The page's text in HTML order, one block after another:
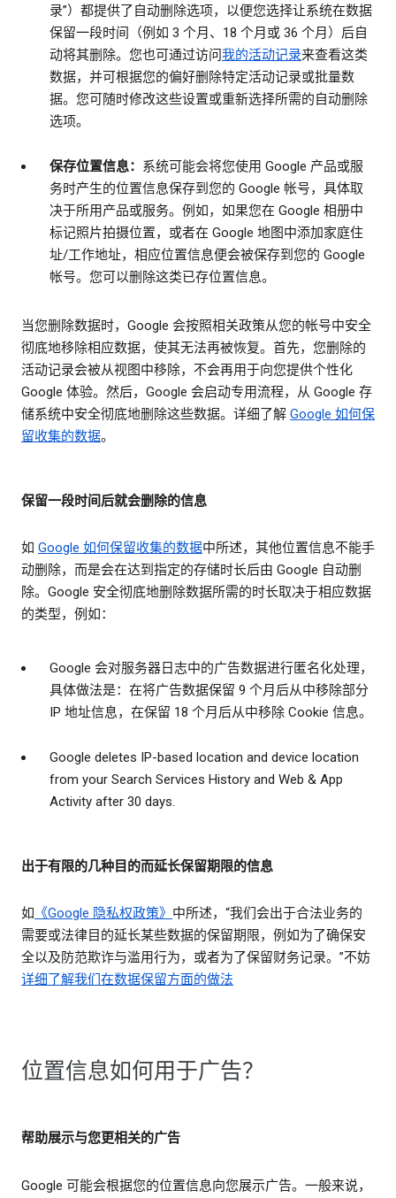
录”）都提供了自动删除选项，以便您选择让系统在数据
保留一段时间（例如 3 个月、18 个月或 36 个月）后自
动将其删除。您也可通过访问 我的活动记录来查看这类
数据，并可根据您的偏好删除特定活动记录或批量数
据。您可随时修改这些设置或重新选择所需的自动删除
选项。
保存位置信息： 系统可能会将您使用 Google 产品或服
务时产生的位置信息保存到您的 Google 帐号，具体取
决于所用产品或服务。例如，如果您在 Google 相册中
标记照片拍摄位置，或者在 Google 地图中添加家庭住
址/工作地址，相应位置信息便会被保存到您的 Google
帐号。您可以删除这类已存位置信息。
当您删除数据时，Google 会按照相关政策从您的帐号中安全
彻底地移除相应数据，使其无法再被恢复。首先，您删除的
活动记录会被从视图中移除，不会再用于向您提供个性化
Google 体验。然后，Google 会启动专用流程，从 Google 存
储系统中安全彻底地删除这些数据。详细了解 Google 如何保
留收集的数据。
保留一段时间后就会删除的信息
如 Google 如何保留收集的数据中所述，其他位置信息不能手
动删除，而是会在达到指定的存储时长后由 Google 自动删
除。Google 安全彻底地删除数据所需的时长取决于相应数据
的类型，例如：
Google 会对服务器日志中的广告数据进行匿名化处理，
具体做法是：在将广告数据保留 9 个月后从中移除部分
IP 地址信息，在保留 18 个月后从中移除 Cookie 信息。
Google deletes IP-based location and device location
from your Search Services History and Web & App
Activity after 30 days.
出于有限的几种目的而延长保留期限的信息
如 《Google 隐私权政策》 中所述，“我们会出于合法业务的
需要或法律目的延长某些数据的保留期限，例如为了确保安
全以及防范欺诈与滥用行为，或者为了保留财务记录。”不妨
详细了解我们在数据保留方面的做法
位置信息如何用于广告？
帮助展示与您更相关的广告
Google 可能会根据您的位置信息向您展示广告。一般来说，